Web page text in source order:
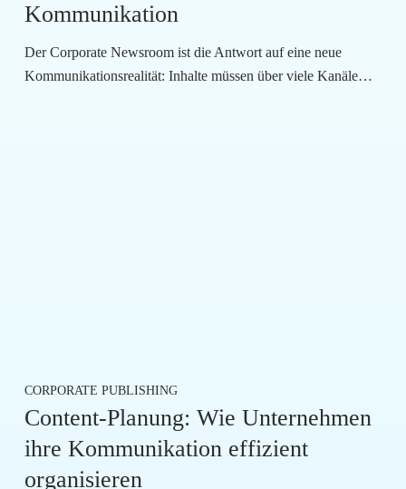
Kommunikation
Der Corporate Newsroom ist die Antwort auf eine neue
Kommunikationsrealität: Inhalte müssen über viele Kanäle…
CORPORATE PUBLISHING
Content-Planung: Wie Unternehmen
ihre Kommunikation effizient
organisieren